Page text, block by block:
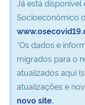
Ministério da Cidadania
Ministério da Saúde
Ministério de Minas e Energia
Ministério da Ciência,
Já está
Socioeconômico
*Os dados e
migrados para o
atualizados aqui
atualizações e
novo site.